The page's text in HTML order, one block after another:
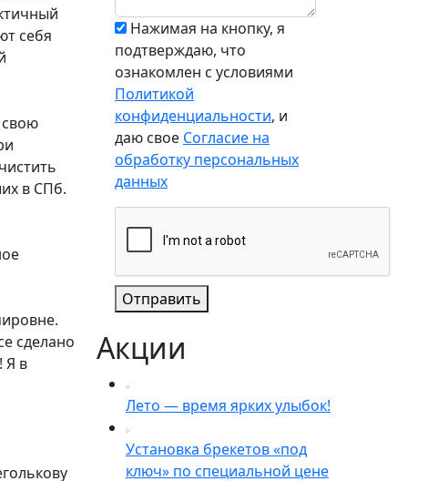
себя
в СПб.
сделано
Я в
Нажимая на кнопку, я
подтверждаю, что
ознакомлен с условиями
Политикой
конфиденциальности, и
даю свое Согласие на
обработку персональных
данных
Отправить
Акции
Лето — время ярких улыбок!
Установка брекетов «под
ключ» по специальной цене